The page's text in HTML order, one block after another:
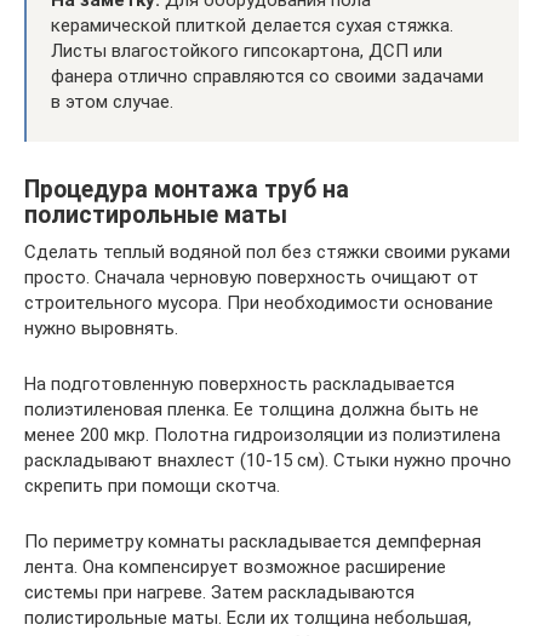
керамической плиткой делается сухая стяжка.
Листы влагостойкого гипсокартона, ДСП или
фанера отлично справляются со своими задачами
в этом случае.
Процедура монтажа труб на
полистирольные маты
Сделать теплый водяной пол без стяжки своими руками
просто. Сначала черновую поверхность очищают от
строительного мусора. При необходимости основание
нужно выровнять.
На подготовленную поверхность раскладывается
полиэтиленовая пленка. Ее толщина должна быть не
менее 200 мкр. Полотна гидроизоляции из полиэтилена
раскладывают внахлест (10-15 см). Стыки нужно прочно
скрепить при помощи скотча.
По периметру комнаты раскладывается демпферная
лента. Она компенсирует возможное расширение
системы при нагреве. Затем раскладываются
полистирольные маты. Если их толщина небольшая,